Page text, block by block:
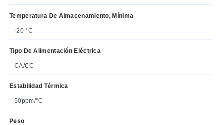
Temperatura De Almacenamiento, Mínima
-20 °C
Tipo De Alimentación Eléctrica
CA/CC
Estabilidad Térmica
50ppm/°C
Peso